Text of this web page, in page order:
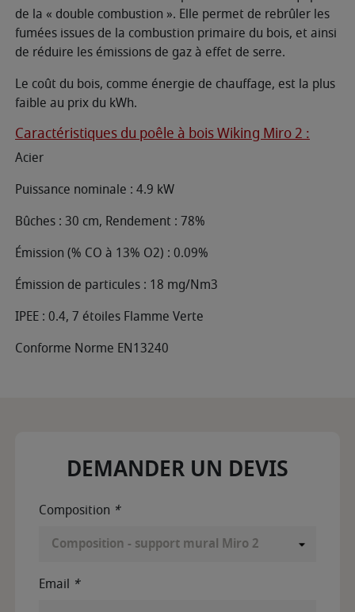
de la « double combustion ». Elle permet de rebrûler les
fumées issues de la combustion primaire du bois, et ainsi
de réduire les émissions de gaz à effet de serre.
Le coût du bois, comme énergie de chauffage, est la plus
faible au prix du kWh.
Caractéristiques du poêle à bois Wiking Miro 2 :
Acier
Puissance nominale : 4.9 kW
Bûches : 30 cm, Rendement : 78%
Émission (% CO à 13% O2) : 0.09%
Émission de particules : 18 mg/Nm3
IPEE : 0.4, 7 étoiles Flamme Verte
Conforme Norme EN13240
DEMANDER UN DEVIS
Composition *
Email *